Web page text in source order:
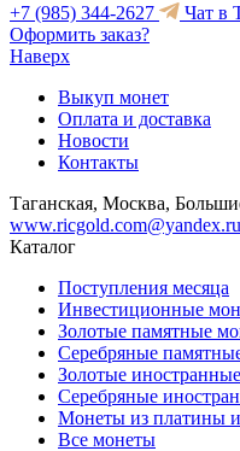
+7 (985) 344-2627
Чат в
Оформить заказ?
Наверх
Выкуп монет
Оплата и доставка
Новости
Контакты
Таганская, Москва,
www.ricgold.com@yandex.ru
Каталог
Поступления месяца
Инвестиционные
Золотые памятные
Серебряные
Золотые
Серебряные
Монеты из платины
Все монеты